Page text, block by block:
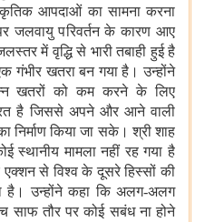
आपदाओं का सामना करना
जलवायु परिवर्तन के कारण आए
में वृद्धि से भारी तबाही हुई है
गंभीर खतरा बन गया है। उन्होंने
खतरों को कम करने के लिए
है जिससे अपने और आने वाली
निर्माण किया जा सके। श्री शाह
स्थानीयमामलानहीं रहगया है
एक्शन सेविश्व के दूसरे हिस्सोंकी
है । उन्होंने कहा कि अलग-अलग
साफ तौर पर कोई सबंध ना होने